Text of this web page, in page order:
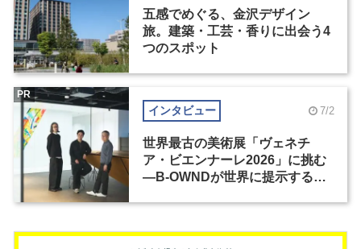
五感でめぐる、金沢デザイン
旅。建築・工芸・香りに出会う4
つのスポット
インタビュー 7/2
世界最古の美術展「ヴェネチ
ア・ビエンナーレ2026」に挑む
―B-OWNDが世界に提示する美
PR